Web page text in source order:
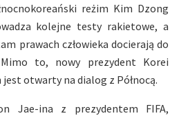
reżim Kim Dzong
kolejne testy rakietowe, a
prawach człowieka docierają do
to, nowy prezydent Korei
otwarty na dialog z Północą.
Jae-ina z prezydentem FIFA,